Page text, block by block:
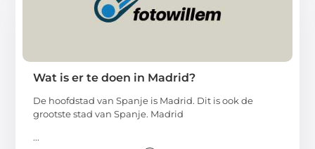
Wat is er te doen in Madrid?
De hoofdstad van Spanje is Madrid. Dit is ook de
grootste stad van Spanje. Madrid
...